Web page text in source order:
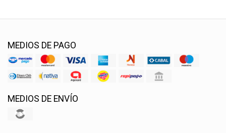
MEDIOS DE PAGO
MEDIOS DE ENVÍO